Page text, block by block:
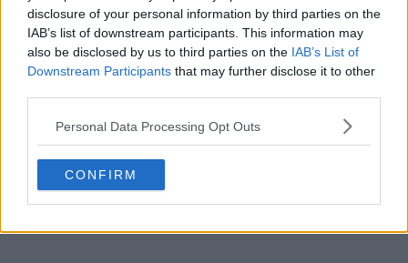
disclosure of your personal information by third parties on the
IAB’s list of downstream participants. This information may
also be disclosed by us to third parties on the IAB’s List of
Downstream Participants that may further disclose it to other
Personal Data Processing Opt Outs
CONFIRM